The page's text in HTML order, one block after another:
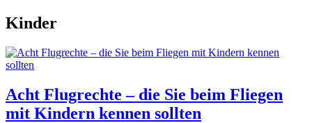
Kinder
Acht Flugrechte – die Sie beim Fliegen
mit Kindern kennen sollten